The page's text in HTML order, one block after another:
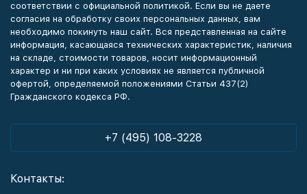
соответствии с официальной политикой. Если вы не даете
согласия на обработку своих персональных данных, вам
необходимо покинуть наш сайт. Вся представленная на сайте
информация, касающаяся технических характеристик, наличия
на складе, стоимости товаров, носит информационный
характер и ни при каких условиях не является публичной
офертой, определяемой положениями Статьи 437(2)
Гражданского кодекса РФ.
+7 (495) 108-3228
Контакты: